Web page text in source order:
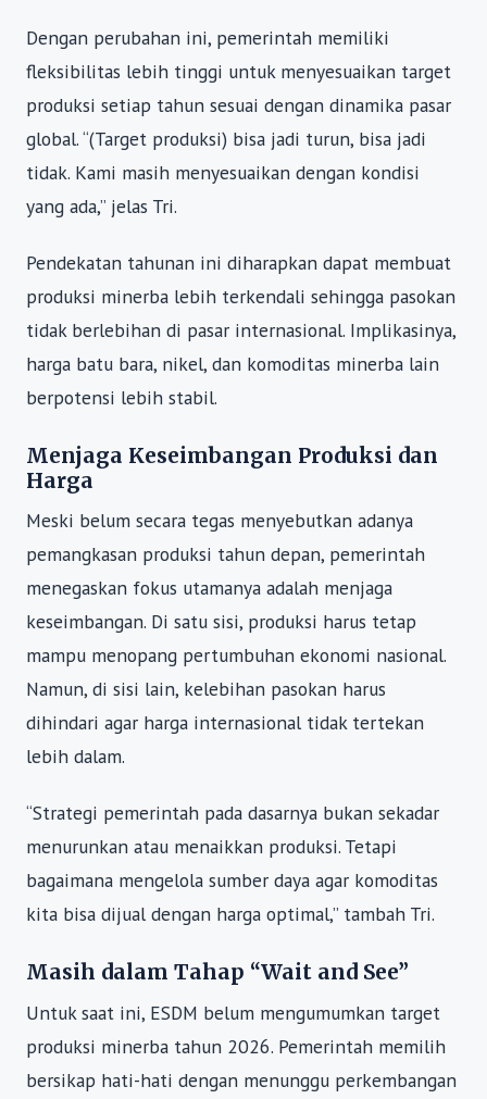
Dengan perubahan ini, pemerintah memiliki
fleksibilitas lebih tinggi untuk menyesuaikan target
produksi setiap tahun sesuai dengan dinamika pasar
global. “(Target produksi) bisa jadi turun, bisa jadi
tidak. Kami masih menyesuaikan dengan kondisi
yang ada,” jelas Tri.
Pendekatan tahunan ini diharapkan dapat membuat
produksi minerba lebih terkendali sehingga pasokan
tidak berlebihan di pasar internasional. Implikasinya,
harga batu bara, nikel, dan komoditas minerba lain
berpotensi lebih stabil.
Menjaga Keseimbangan Produksi dan
Harga
Meski belum secara tegas menyebutkan adanya
pemangkasan produksi tahun depan, pemerintah
menegaskan fokus utamanya adalah menjaga
keseimbangan. Di satu sisi, produksi harus tetap
mampu menopang pertumbuhan ekonomi nasional.
Namun, di sisi lain, kelebihan pasokan harus
dihindari agar harga internasional tidak tertekan
lebih dalam.
“Strategi pemerintah pada dasarnya bukan sekadar
menurunkan atau menaikkan produksi. Tetapi
bagaimana mengelola sumber daya agar komoditas
kita bisa dijual dengan harga optimal,” tambah Tri.
Masih dalam Tahap “Wait and See”
Untuk saat ini, ESDM belum mengumumkan target
produksi minerba tahun 2026. Pemerintah memilih
bersikap hati-hati dengan menunggu perkembangan